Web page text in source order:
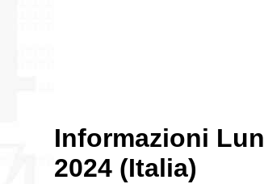
Informazioni
2024 (Italia)